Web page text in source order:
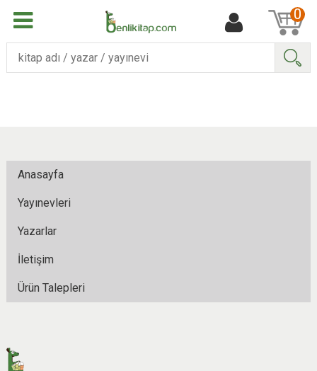
0
Anasayfa
Yayınevleri
Yazarlar
İletişim
Ürün Talepleri